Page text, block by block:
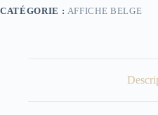
CATÉGORIE : AFFICHE BELGE